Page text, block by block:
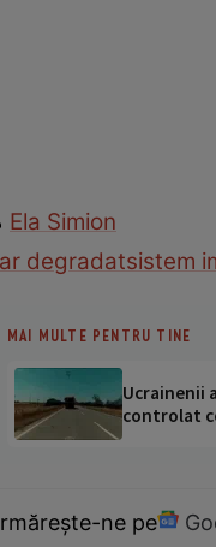
Ela Simion
degradatsistem
MAI MULTE PENTRU TINE
Ucrainenii
controlat
ne pe